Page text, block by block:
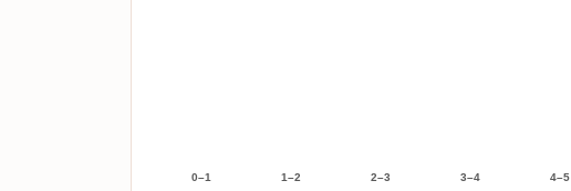
0–1 1–2 2–3 3–4 4–5